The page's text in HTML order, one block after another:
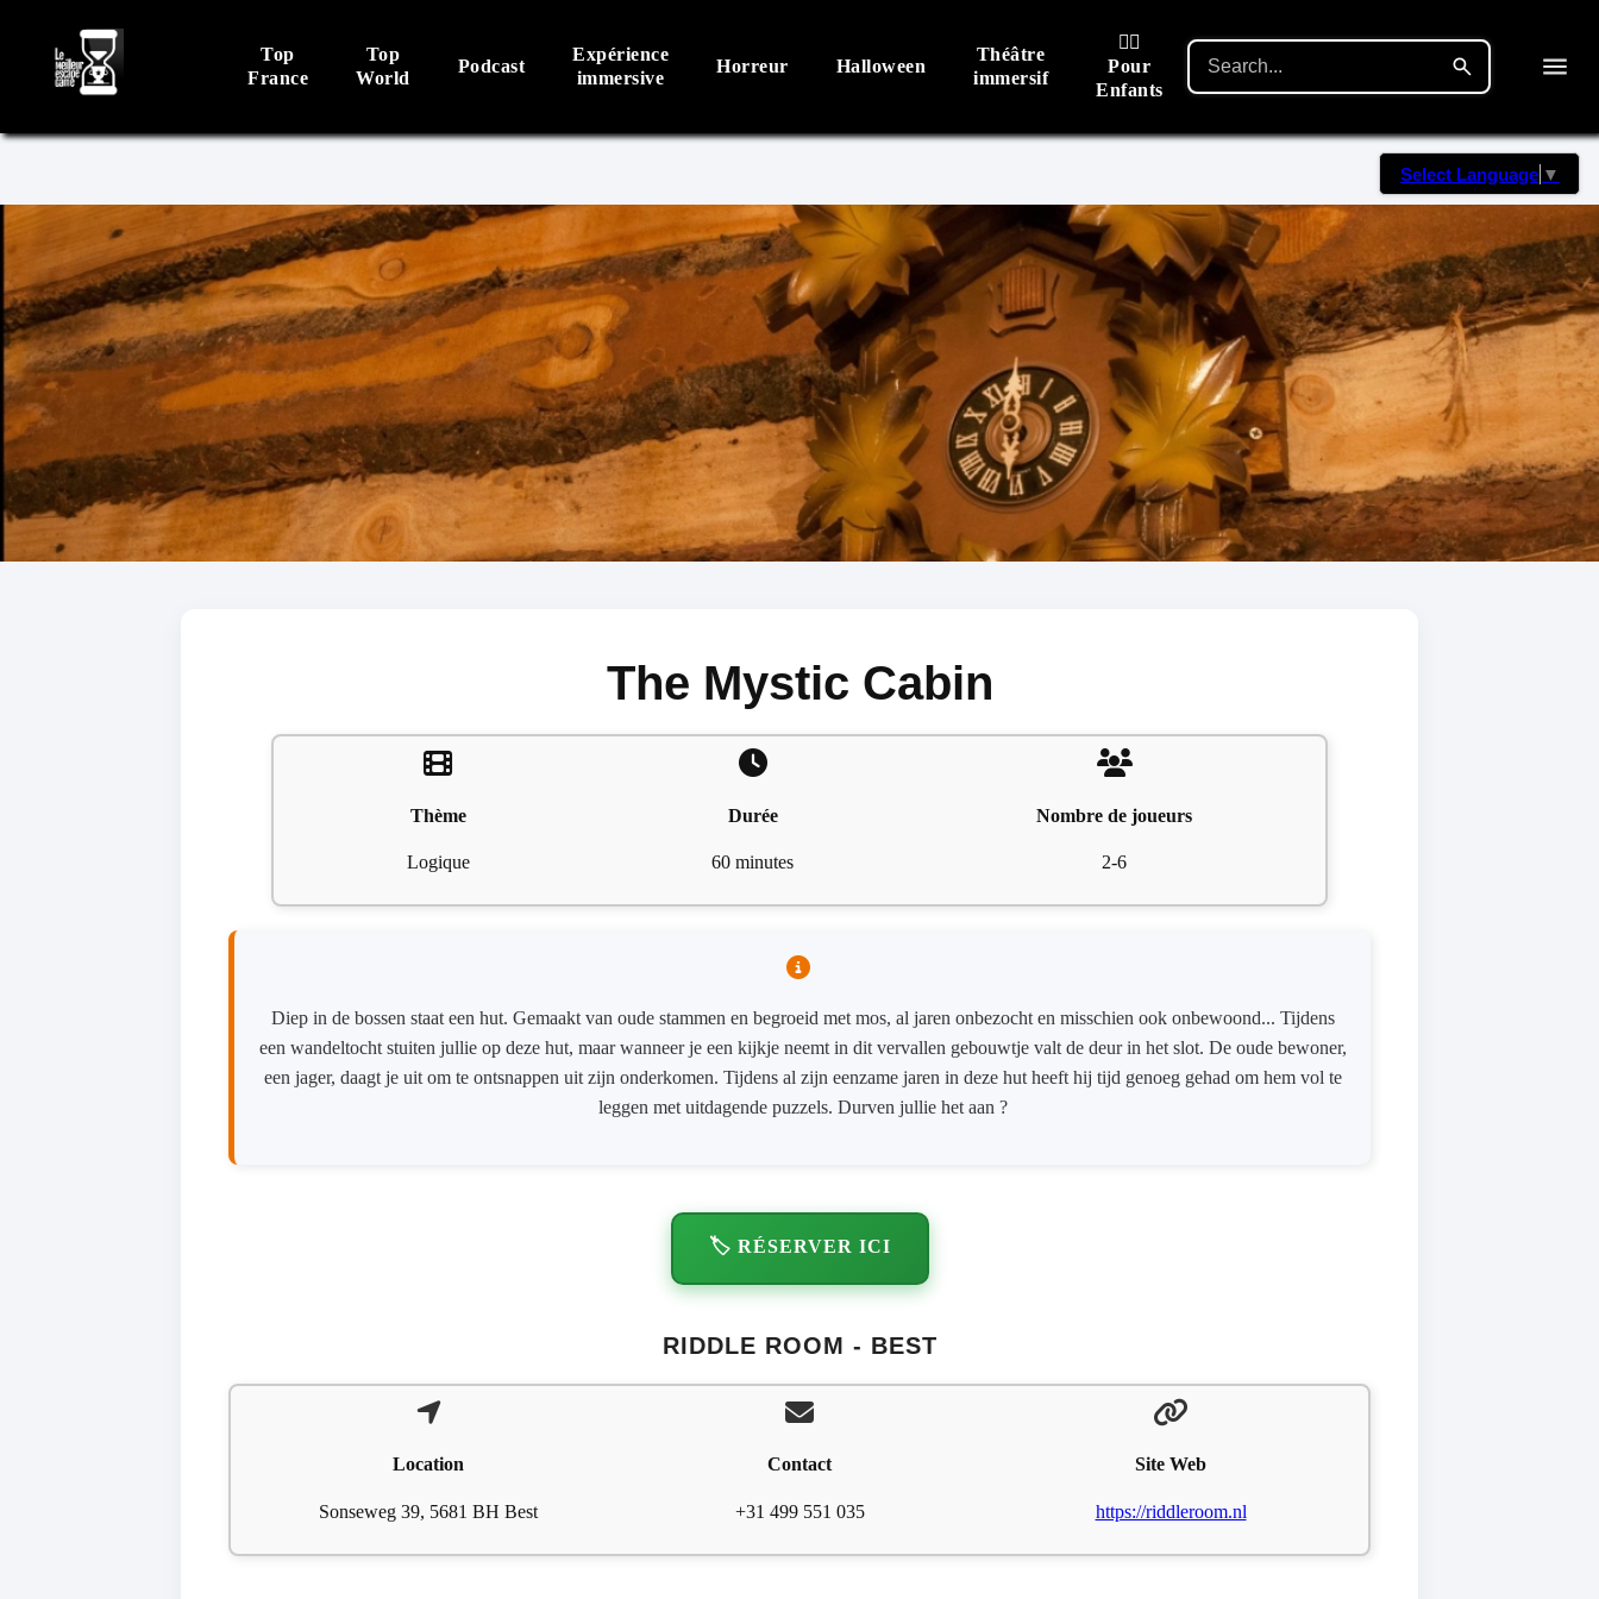
Top
France
Top
World
Podcast
Expérience
immersive
Horreur Halloween
Théâtre
immersif
🙋‍♂️
Pour
Enfants
Select Language ▼
The Mystic Cabin
Thème
Logique
Durée
60 minutes
Nombre de joueurs
2-6
Diep in de bossen staat een hut. Gemaakt van oude stammen en begroeid met mos, al jaren onbezocht en misschien ook onbewoond... Tijdens
een wandeltocht stuiten jullie op deze hut, maar wanneer je een kijkje neemt in dit vervallen gebouwtje valt de deur in het slot. De oude bewoner,
een jager, daagt je uit om te ontsnappen uit zijn onderkomen. Tijdens al zijn eenzame jaren in deze hut heeft hij tijd genoeg gehad om hem vol te
leggen met uitdagende puzzels. Durven jullie het aan ?
🏷️ RÉSERVER ICI
RIDDLE ROOM - BEST
Location
Sonseweg 39, 5681 BH Best
Contact
+31 499 551 035
Site Web
https://riddleroom.nl